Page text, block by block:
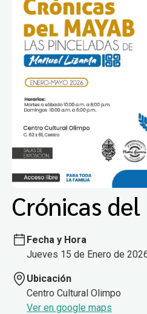
Crónicas del
Fecha y Hora
Jueves 15 de Enero de
Ubicación
Centro Cultural Olimpo
Ver en google maps